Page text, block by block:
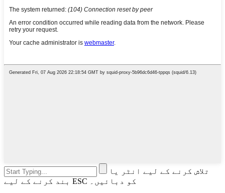
تلاش کرنے کے لیے انٹر یا
بند کرنے کے لیے ESC کو دبائیں۔